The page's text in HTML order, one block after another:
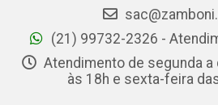
(21) 99732-2326 -
Atendimento de segunda
às 18h e sexta-feira